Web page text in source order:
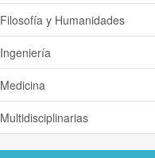
Filosofía y Humanidades
Ingeniería
Medicina
Multidisciplinarias